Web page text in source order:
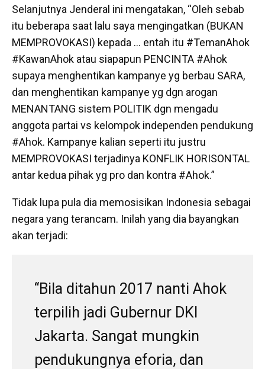
Selanjutnya Jenderal ini mengatakan, “Oleh sebab
itu beberapa saat lalu saya mengingatkan (BUKAN
MEMPROVOKASI) kepada … entah itu ‪#‎TemanAhok
‪#‎KawanAhok atau siapapun PENCINTA ‪#‎Ahok
supaya menghentikan kampanye yg berbau SARA,
dan menghentikan kampanye yg dgn arogan
MENANTANG sistem POLITIK dgn mengadu
anggota partai vs kelompok independen pendukung
#Ahok. Kampanye kalian seperti itu justru
MEMPROVOKASI terjadinya KONFLIK HORISONTAL
antar kedua pihak yg pro dan kontra #Ahok.”
Tidak lupa pula dia memosisikan Indonesia sebagai
negara yang terancam. Inilah yang dia bayangkan
akan terjadi:
“Bila ditahun 2017 nanti Ahok
terpilih jadi Gubernur DKI
Jakarta. Sangat mungkin
pendukungnya eforia, dan